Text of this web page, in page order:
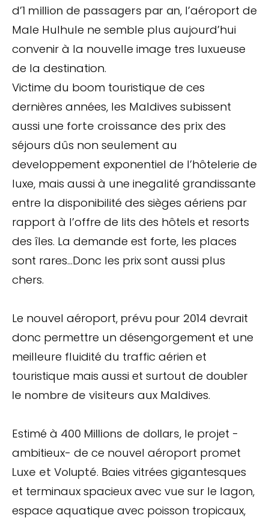
d’1 million de passagers par an, l’aéroport de
Male Hulhule ne semble plus aujourd’hui
convenir à la nouvelle image tres luxueuse
de la destination.
Victime du boom touristique de ces
dernières années, les Maldives subissent
aussi une forte croissance des prix des
séjours dûs non seulement au
developpement exponentiel de l’hôtelerie de
luxe, mais aussi à une inegalité grandissante
entre la disponibilité des sièges aériens par
rapport à l’offre de lits des hôtels et resorts
des îles. La demande est forte, les places
sont rares…Donc les prix sont aussi plus
chers.
Le nouvel aéroport, prévu pour 2014 devrait
donc permettre un désengorgement et une
meilleure fluidité du traffic aérien et
touristique mais aussi et surtout de doubler
le nombre de visiteurs aux Maldives.
Estimé à 400 Millions de dollars, le projet -
ambitieux- de ce nouvel aéroport promet
Luxe et Volupté. Baies vitrées gigantesques
et terminaux spacieux avec vue sur le lagon,
espace aquatique avec poisson tropicaux,